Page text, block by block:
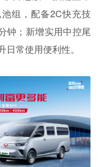
组，配备2C快充技
钟；新增实用中控尾
常使用便利性。